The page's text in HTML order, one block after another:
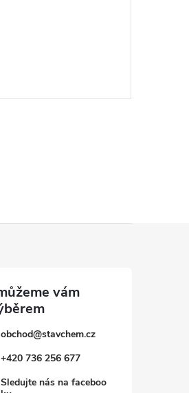
obchod@stavchem.cz
+420 736 256 677
Sledujte nás na faceboo